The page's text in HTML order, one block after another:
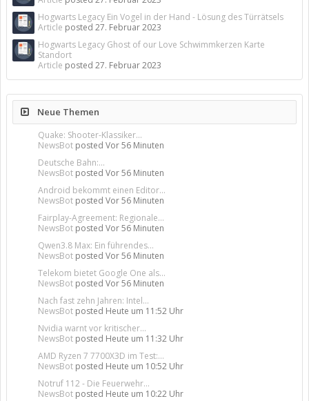
Hogwarts Legacy Ein Vogel in der Hand - Lösung des Türrätsels
Article posted 27. Februar 2023
Hogwarts Legacy Ghost of our Love Schwimmkerzen Karte
Standort
Article posted 27. Februar 2023
Neue Themen
Quake: Shooter-Klassiker...
NewsBot posted Vor 56 Minuten
Deutsche Bahn:...
NewsBot posted Vor 56 Minuten
Android bekommt einen Editor...
NewsBot posted Vor 56 Minuten
Fairplay-Agreement: Regionale...
NewsBot posted Vor 56 Minuten
Qwen3.8 Max: Ein führendes...
NewsBot posted Vor 56 Minuten
Telekom bietet Google One als...
NewsBot posted Vor 56 Minuten
Nach fast zehn Jahren: Intel...
NewsBot posted Heute um 11:52 Uhr
Nvidia warnt vor kritischer...
NewsBot posted Heute um 11:32 Uhr
AMD Ryzen 7 7700X3D im Test:...
NewsBot posted Heute um 10:52 Uhr
Notruf 112 - Die Feuerwehr...
NewsBot posted Heute um 10:22 Uhr